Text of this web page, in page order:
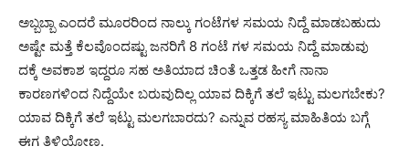
ಅಬ್ಬಬ್ಬಾ ಎಂದರೆ ಮೂರರಿಂದ ನಾಲ್ಕು ಗಂಟೆಗಳ ಸಮಯ ನಿದ್ದೆ ಮಾಡಬಹುದು
ಅಷ್ಟೇ ಮತ್ತೆ ಕೆಲವೊಂದಷ್ಟು ಜನರಿಗೆ 8 ಗಂಟೆ ಗಳ ಸಮಯ ನಿದ್ದೆ ಮಾಡುವು
ದಕ್ಕೆ ಅವಕಾಶ ಇದ್ದರೂ ಸಹ ಅತಿಯಾದ ಚಿಂತೆ ಒತ್ತಡ ಹೀಗೆ ನಾನಾ
ಕಾರಣಗಳಿಂದ ನಿದ್ದೆಯೇ ಬರುವುದಿಲ್ಲ ಯಾವ ದಿಕ್ಕಿಗೆ ತಲೆ ಇಟ್ಟು ಮಲಗಬೇಕು?
ಯಾವ ದಿಕ್ಕಿಗೆ ತಲೆ ಇಟ್ಟು ಮಲಗಬಾರದು? ಎನ್ನುವ ರಹಸ್ಯ ಮಾಹಿತಿಯ ಬಗ್ಗೆ
ಈಗ ತಿಳಿಯೋಣ.